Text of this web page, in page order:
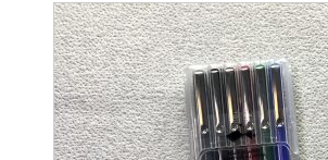
Produkt
weist
mehrere
Varianten
auf.
Die
Optionen